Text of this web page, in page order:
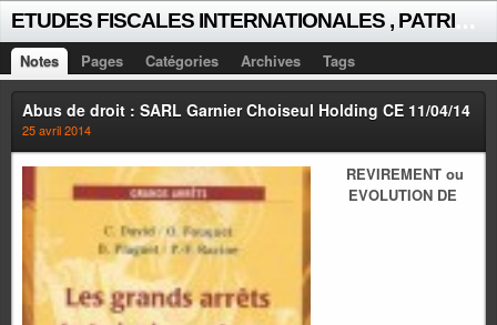
Notes Pages Catégories Archives Tags
Abus de droit : SARL Garnier Choiseul Holding CE 11/04/14
25 avril 2014
REVIREMENT ou
EVOLUTION DE